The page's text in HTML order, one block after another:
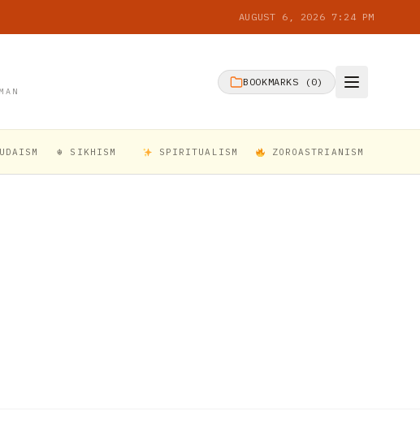
AUGUST 6, 2026 7:24 PM
BOOKMARKS ( 0)
☬ SIKHISM SPIRITUALISM ZOROASTRIANISM